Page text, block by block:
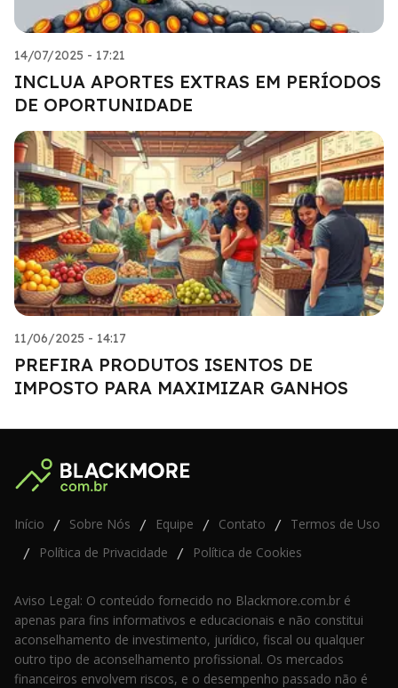
14/07/2025 - 17:21
INCLUA APORTES EXTRAS EM PERÍODOS
DE OPORTUNIDADE
11/06/2025 - 14:17
PREFIRA PRODUTOS ISENTOS DE
IMPOSTO PARA MAXIMIZAR GANHOS
Início / Sobre Nós / Equipe / Contato / Termos de Uso
/ Política de Privacidade / Política de Cookies
Aviso Legal: O conteúdo fornecido no Blackmore.com.br é
apenas para fins informativos e educacionais e não constitui
aconselhamento de investimento, jurídico, fiscal ou qualquer
outro tipo de aconselhamento profissional. Os mercados
financeiros envolvem riscos, e o desempenho passado não é